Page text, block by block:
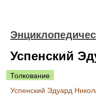
Успенский
Толкование
Успенский Эдуард